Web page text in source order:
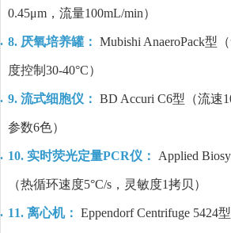
0.45μm，流量100mL/min）
8. 厌氧培养罐： Mubishi AnaeroPack型
度控制30-40°C）
9. 流式细胞仪： BD Accuri C6型（流速
参数6色）
10. 实时荧光定量PCR仪： Applied
（热循环速度5°C/s，灵敏度1拷贝）
11. 离心机： Eppendorf Centrifuge 5424